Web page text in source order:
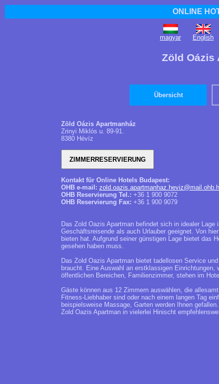
ONLINE
magyar English
Zöld Oázis
Übersicht
Zöld Oázis Apartmanház
Zrinyi Miklós u. 89-91.
8380 Hévíz
Kontakt für Online Hotels Budapest:
OHB e-mail:
OHB Reservierung Tel.: +36 1 900 9072
OHB Reservierung Fax: +36 1 900 9079
Das Zold Oazis Apartman befindet sich in idealer
Geschäftsreisende als auch Urlauber geeignet. Von
bieten hat. Aufgrund seiner günstigen Lage bietet das
gesehen haben muss.
Das Zold Oazis Apartman bietet tadellosen Service
braucht. Eine Auswahl an erstklassigen
öffentlichen Bereichen, Familienzimmer, stehen im
Gäste können aus 12 Zimmern auswählen, die
Fitness-Liebhaber sind oder nach einem langen Tag
beispielsweise Massage, Garten werden Ihnen
Zold Oazis Apartman in vielerlei Hinischt